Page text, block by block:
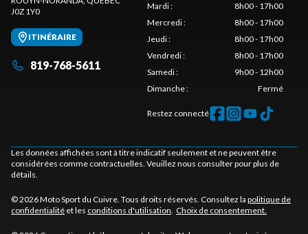
J0Z 1Y0
ITINÉRAIRE
819-768-5611
Mardi:
8h00 - 17h00
Mercredi:
8h00 - 17h00
Jeudi:
8h00 - 17h00
Vendredi:
8h00 - 17h00
Samedi:
9h00 - 12h00
Dimanche: Fermé
Restez connecté
Les données affichées sont à titre indicatif seulement et ne peuvent être
considérées comme contractuelles. Veuillez nous consulter pour plus de
détails.
© 2026 Moto Sport du Cuivre. Tous droits réservés. Consultez la politique de
confidentialité et les conditions d'utilisation. Choix de consentement.